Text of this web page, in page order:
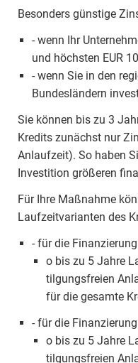
Besonders günstige
- wenn Ihr
und höchsten EUR
- wenn Sie in den
Bundesländern
Sie können bis zu 3
Kredits zunächst nur
Anlaufzeit). So haben
Investition größeren
Für Ihre Maßnahme
Laufzeitvarianten des
- für die
o bis zu 5 Jahre
tilgungsfreien
für die gesamte
- für die
o bis zu 5 Jahre
tilgungsfreien